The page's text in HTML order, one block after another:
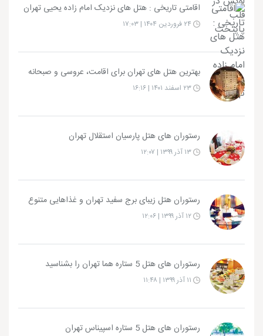
اقامتی تاریخی : هتل های نزدیک امام زاده یحیی تهران
بهترین هتل های تهران برای اقامت، عروسی و صبحانه
رستوران های هتل پارسیان استقلال تهران
رستوران هتل زیبای برج سفید تهران و غذاهایی متنوع
رستوران های هتل 5 ستاره هما تهران را بشناسید
رستوران های هتل 5 ستاره اسپیناس تهران